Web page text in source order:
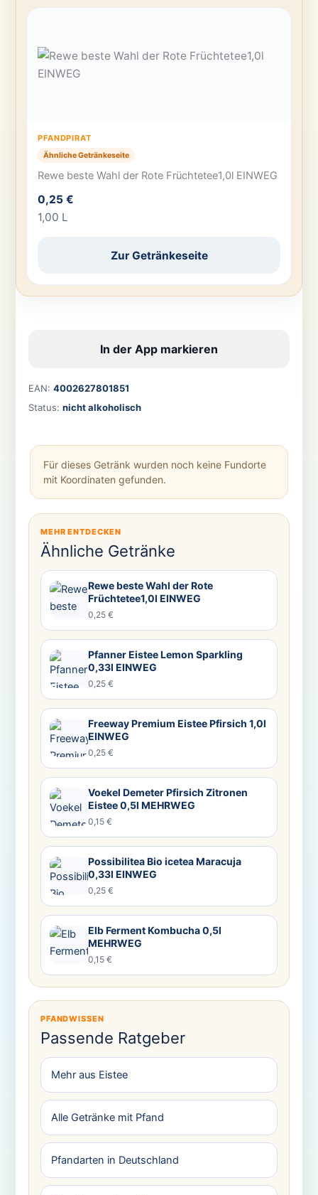
PFANDPIRAT
Ähnliche Getränkeseite
Rewe beste Wahl der Rote Früchtetee1,0l EINWEG
0,25 €
1,00 L
Zur Getränkeseite
In der App markieren
EAN: 4002627801851
Status: nicht alkoholisch
Für dieses Getränk wurden noch keine Fundorte
mit Koordinaten gefunden.
MEHR ENTDECKEN
Ähnliche Getränke
Rewe beste Wahl der Rote
Früchtetee1,0l EINWEG
0,25 €
Pfanner Eistee Lemon Sparkling
0,33l EINWEG
0,25 €
Freeway Premium Eistee Pfirsich 1,0l
EINWEG
0,25 €
Voekel Demeter Pfirsich Zitronen
Eistee 0,5l MEHRWEG
0,15 €
Possibilitea Bio icetea Maracuja
0,33l EINWEG
0,25 €
Elb Ferment Kombucha 0,5l
MEHRWEG
0,15 €
PFANDWISSEN
Passende Ratgeber
Mehr aus Eistee
Alle Getränke mit Pfand
Pfandarten in Deutschland